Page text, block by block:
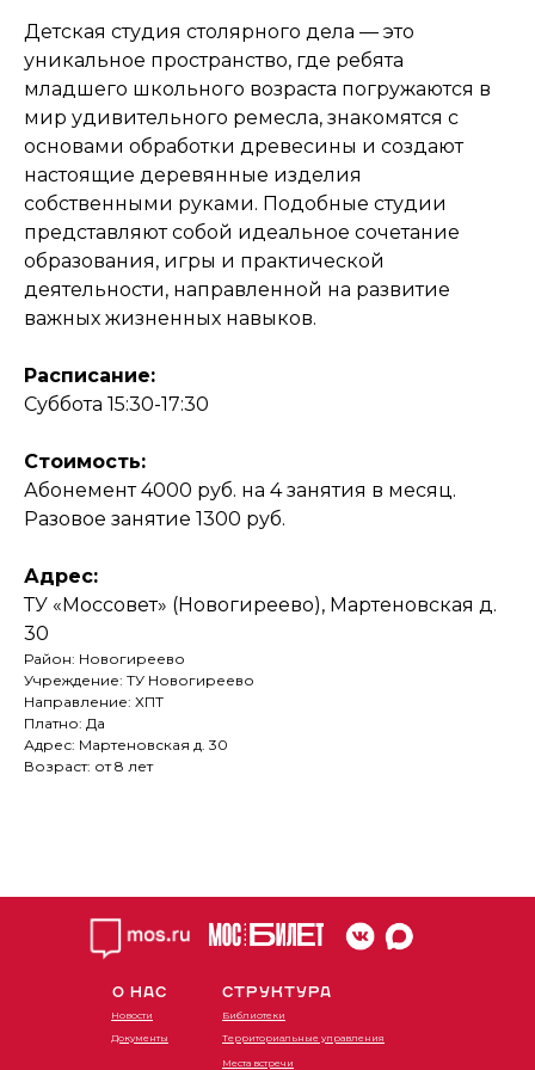
Детская студия столярного дела — это
уникальное пространство, где ребята
младшего школьного возраста погружаются в
мир удивительного ремесла, знакомятся с
основами обработки древесины и создают
настоящие деревянные изделия
собственными руками. Подобные студии
представляют собой идеальное сочетание
образования, игры и практической
деятельности, направленной на развитие
важных жизненных навыков.
Расписание:
Суббота 15:30-17:30
Стоимость:
Абонемент 4000 руб. на 4 занятия в месяц.
Разовое занятие 1300 руб.
Адрес:
ТУ «Моссовет» (Новогиреево), Мартеновская д.
30
Район: Новогиреево
Учреждение: ТУ Новогиреево
Направление: ХПТ
Платно: Да
Адрес: Мартеновская д. 30
Возраст: от 8 лет
О НАС
Новости
Документы
СТРУКТУРА
Библиотеки
Территориальные управления
Места встречи